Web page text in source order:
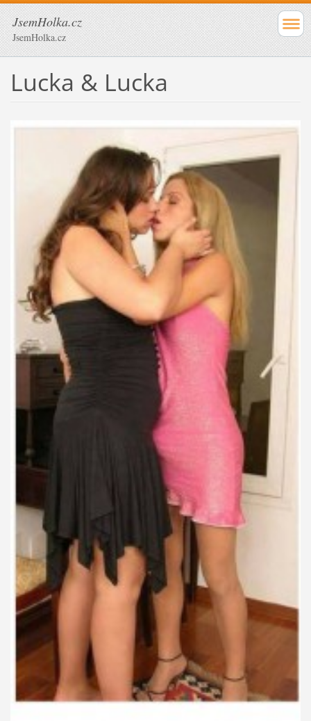
JsemHolka.cz
JsemHolka.cz
Lucka & Lucka